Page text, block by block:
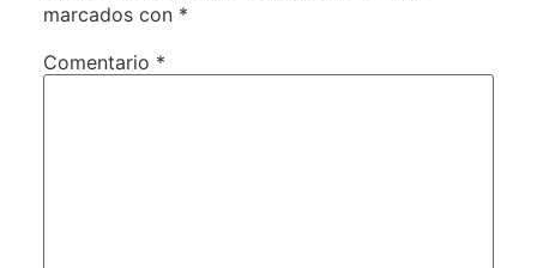
marcados con *
Comentario *